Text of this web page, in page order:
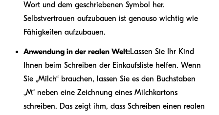
Wort und dem geschriebenen Symbol her.
Selbstvertrauen aufzubauen ist genauso wichtig wie
Fähigkeiten aufzubauen.
Anwendung in der realen Welt:Lassen Sie Ihr Kind
Ihnen beim Schreiben der Einkaufsliste helfen. Wenn
Sie „Milch“ brauchen, lassen Sie es den Buchstaben
„M“ neben eine Zeichnung eines Milchkartons
schreiben. Das zeigt ihm, dass Schreiben einen realen